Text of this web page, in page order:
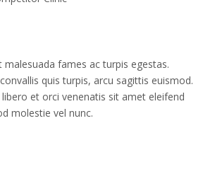
fames ac turpis egestas.
quis turpis, arcu sagittis euismod.
et orci venenatis sit amet eleifend
molestie vel nunc.